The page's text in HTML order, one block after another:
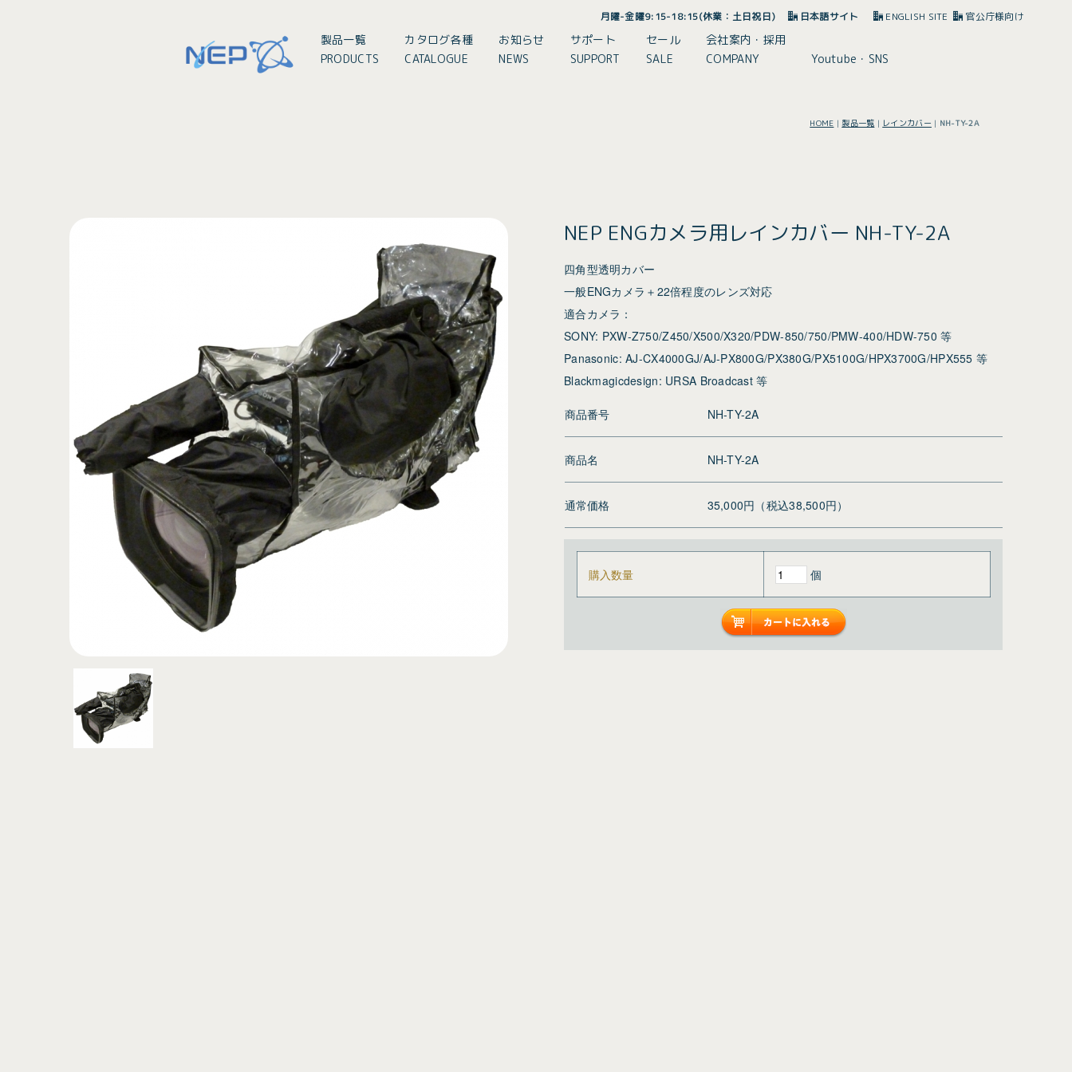
月曜-金曜9:15-18:15(休業：土日祝日) 日本語サイト ENGLISH SITE 官公庁様向け
製品一覧
PRODUCTS
カタログ各種
CATALOGUE
お知らせ
NEWS
サポート
SUPPORT
セール
SALE
会社案内・採用
COMPANY
Youtube・SNS
HOME |製品一覧 | レインカバー | NH-TY-2A
NEP ENGカメラ用レインカバー NH-TY-2A
四角型透明カバー
一般ENGカメラ＋22倍程度のレンズ対応
適合カメラ：
SONY: PXW-Z750/Z450/X500/X320/PDW-850/750/PMW-400/HDW-750 等
Panasonic: AJ-CX4000GJ/AJ-PX800G/PX380G/PX5100G/HPX3700G/HPX555 等
Blackmagicdesign: URSA Broadcast 等
商品番号 NH-TY-2A
商品名 NH-TY-2A
通常価格 35,000円（税込38,500円）
購入数量 個